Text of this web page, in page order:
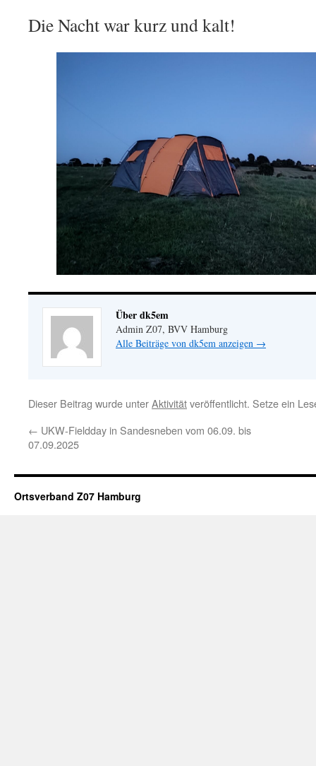
Die Nacht war kurz und kalt!
Über dk5em
Admin Z07, BVV Hamburg
Alle Beiträge von dk5em anzeigen →
Dieser Beitrag wurde unterAktivitätveröffentlicht. Setze ein
← UKW-Fieldday in Sandesneben vom 06.09. bis
07.09.2025
Ortsverband Z07 Hamburg